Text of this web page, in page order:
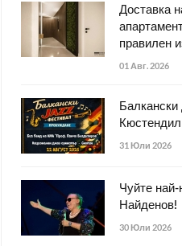
Доставка
правилен
01 Авг. 2026
Кюстендил
31 Юли 2026
Чуйте
Найденов!
30 Юли 2026